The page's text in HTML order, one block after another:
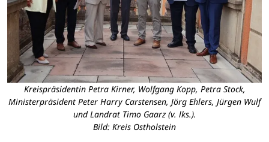
Kreispräsidentin Petra Kirner, Wolfgang Kopp, Petra Stock,
Ministerpräsident Peter Harry Carstensen, Jörg Ehlers, Jürgen Wulf
und Landrat Timo Gaarz (v. lks.).
Bild: Kreis Ostholstein